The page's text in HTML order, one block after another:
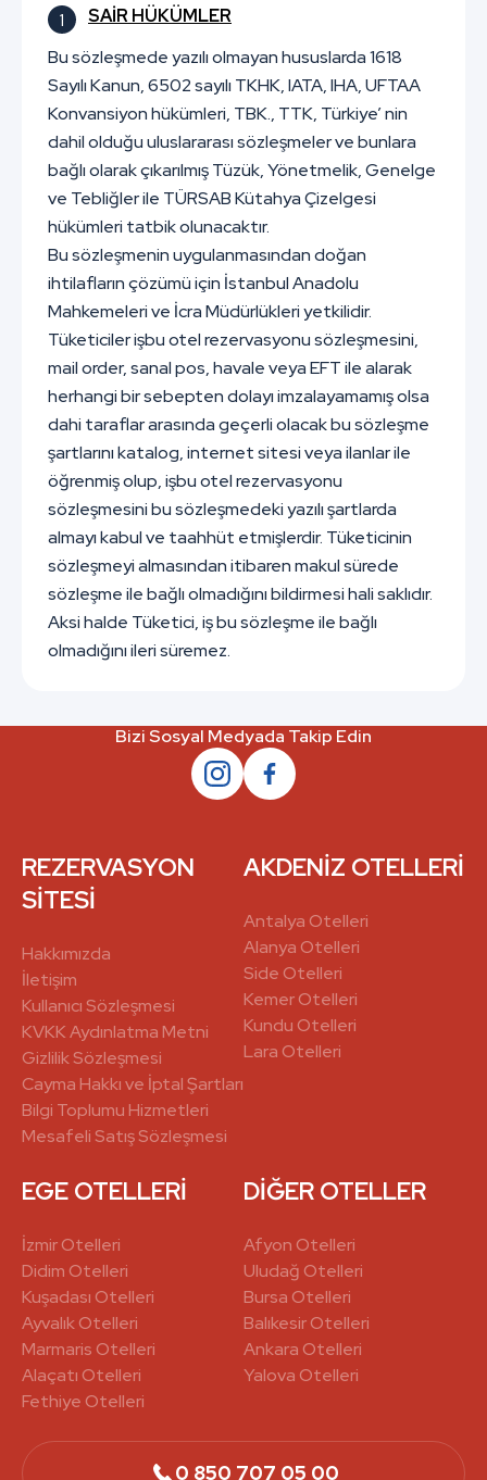
SAİR HÜKÜMLER
Bu sözleşmede yazılı olmayan hususlarda 1618
Sayılı Kanun, 6502 sayılı TKHK, IATA, IHA, UFTAA
Konvansiyon hükümleri, TBK., TTK, Türkiye’ nin
dahil olduğu uluslararası sözleşmeler ve bunlara
bağlı olarak çıkarılmış Tüzük, Yönetmelik, Genelge
ve Tebliğler ile TÜRSAB Kütahya Çizelgesi
hükümleri tatbik olunacaktır.
Bu sözleşmenin uygulanmasından doğan
ihtilafların çözümü için İstanbul Anadolu
Mahkemeleri ve İcra Müdürlükleri yetkilidir.
Tüketiciler işbu otel rezervasyonu sözleşmesini,
mail order, sanal pos, havale veya EFT ile alarak
herhangi bir sebepten dolayı imzalayamamış olsa
dahi taraflar arasında geçerli olacak bu sözleşme
şartlarını katalog, internet sitesi veya ilanlar ile
öğrenmiş olup, işbu otel rezervasyonu
sözleşmesini bu sözleşmedeki yazılı şartlarda
almayı kabul ve taahhüt etmişlerdir. Tüketicinin
sözleşmeyi almasından itibaren makul sürede
sözleşme ile bağlı olmadığını bildirmesi hali saklıdır.
Aksi halde Tüketici, iş bu sözleşme ile bağlı
olmadığını ileri süremez.
Bizi Sosyal Medyada Takip Edin
REZERVASYON
SİTESİ
Hakkımızda
İletişim
Kullanıcı Sözleşmesi
KVKK Aydınlatma Metni
Gizlilik Sözleşmesi
Cayma Hakkı ve İptal Şartları
Bilgi Toplumu Hizmetleri
Mesafeli Satış Sözleşmesi
AKDENİZ OTELLERİ
Antalya Otelleri
Alanya Otelleri
Side Otelleri
Kemer Otelleri
Kundu Otelleri
Lara Otelleri
EGE OTELLERİ
İzmir Otelleri
Didim Otelleri
Kuşadası Otelleri
Ayvalık Otelleri
Marmaris Otelleri
Alaçatı Otelleri
Fethiye Otelleri
DİĞER OTELLER
Afyon Otelleri
Uludağ Otelleri
Bursa Otelleri
Balıkesir Otelleri
Ankara Otelleri
Yalova Otelleri
0 850 707 05 00